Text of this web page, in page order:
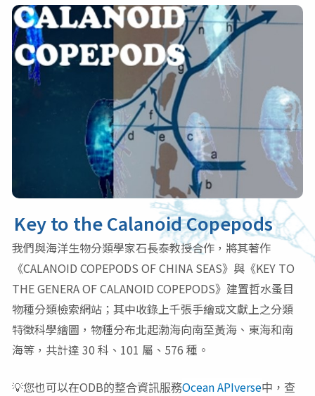
Key to the Calanoid Copepods
我們與海洋生物分類學家石長泰教授合作，將其著作
《CALANOID COPEPODS OF CHINA SEAS》與《KEY TO
THE GENERA OF CALANOID COPEPODS》建置哲水蚤目
物種分類檢索網站；其中收錄上千張手繪或文獻上之分類
特徵科學繪圖，物種分布北起渤海向南至黃海、東海和南
海等，共計達 30 科、101 屬、576 種。
💡您也可以在ODB的整合資訊服務Ocean APIverse中，查